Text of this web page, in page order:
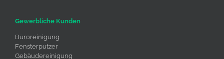
Gewerbliche Kunden
Büroreinigung
Fensterputzer
Gebäudereinigung